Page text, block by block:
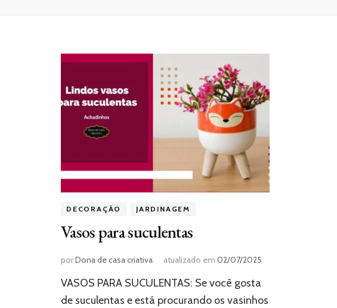
DECORAÇÃO JARDINAGEM
Vasos para suculentas
porDona de casa criativa atualizado em 02/07/2025
VASOS PARA SUCULENTAS: Se você gosta
de suculentas e está procurando os vasinhos